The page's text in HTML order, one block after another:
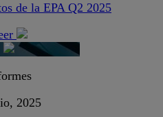
de la EPA Q2 2025
2025